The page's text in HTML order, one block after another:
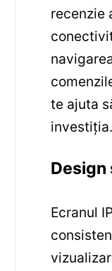
recenzie
te ajuta
investiția.
Design
Ecranul